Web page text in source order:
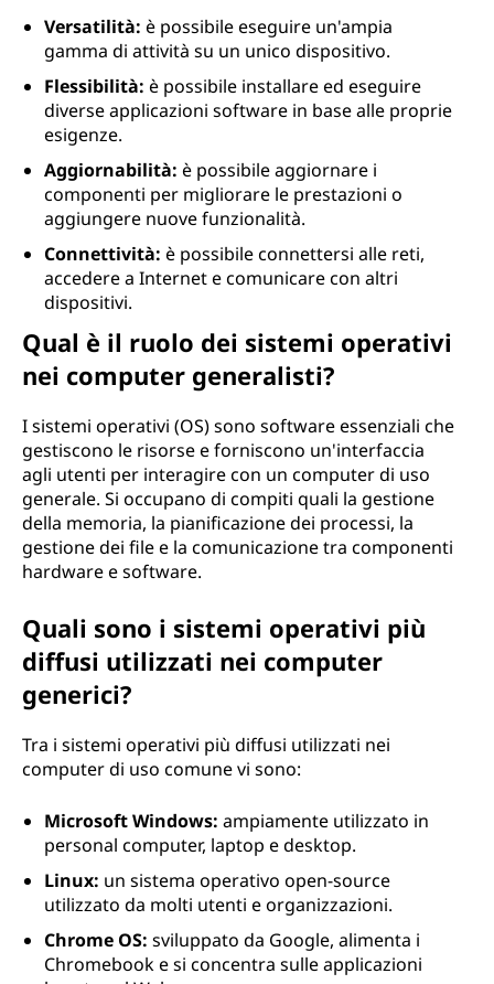
Versatilità: è possibile eseguire un'ampia
gamma di attività su un unico dispositivo.
Flessibilità: è possibile installare ed eseguire
diverse applicazioni software in base alle proprie
esigenze.
Aggiornabilità: è possibile aggiornare i
componenti per migliorare le prestazioni o
aggiungere nuove funzionalità.
Connettività: è possibile connettersi alle reti,
accedere a Internet e comunicare con altri
dispositivi.
Qual è il ruolo dei sistemi operativi
nei computer generalisti?
I sistemi operativi (OS) sono software essenziali che
gestiscono le risorse e forniscono un'interfaccia
agli utenti per interagire con un computer di uso
generale. Si occupano di compiti quali la gestione
della memoria, la pianificazione dei processi, la
gestione dei file e la comunicazione tra componenti
hardware e software.
Quali sono i sistemi operativi più
diffusi utilizzati nei computer
generici?
Tra i sistemi operativi più diffusi utilizzati nei
computer di uso comune vi sono:
Microsoft Windows: ampiamente utilizzato in
personal computer, laptop e desktop.
Linux: un sistema operativo open-source
utilizzato da molti utenti e organizzazioni.
Chrome OS: sviluppato da Google, alimenta i
Chromebook e si concentra sulle applicazioni